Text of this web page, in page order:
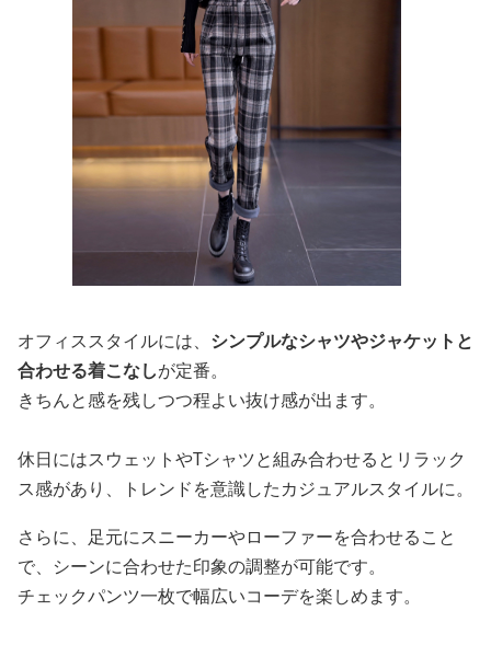
オフィススタイルには、 シンプルなシャツやジャケットと
合わせる着こなしが定番。
きちんと感を残しつつ程よい抜け感が出ます。
休日にはスウェットやTシャツと組み合わせるとリラック
ス感があり、トレンドを意識したカジュアルスタイルに。
さらに、足元にスニーカーやローファーを合わせること
で、シーンに合わせた印象の調整が可能です。
チェックパンツ一枚で幅広いコーデを楽しめます。